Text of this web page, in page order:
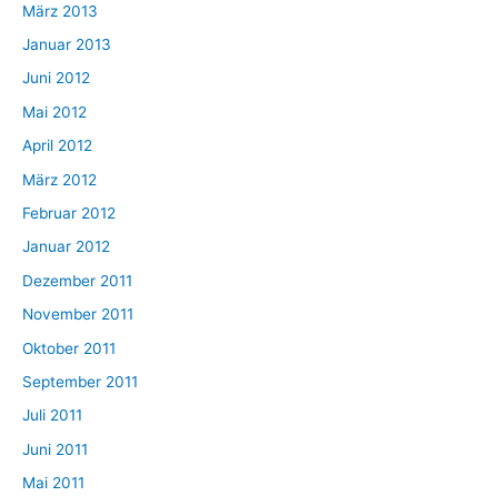
März 2013
Januar 2013
Juni 2012
Mai 2012
April 2012
März 2012
Februar 2012
Januar 2012
Dezember 2011
November 2011
Oktober 2011
September 2011
Juli 2011
Juni 2011
Mai 2011